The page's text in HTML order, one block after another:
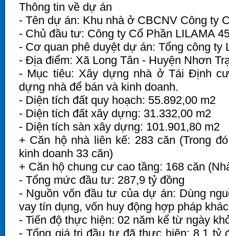
Thông tin về dự án
- Tên dự án: Khu nhà ở CBCNV Công ty
- Chủ đầu tư: Công ty Cổ Phần LILAMA
- Cơ quan phê duyệt dự án: Tổng công ty
- Địa điểm: Xã Long Tân - Huyện Nhơn
- Mục tiêu: Xây dựng nhà ở Tái Định
dựng nhà để bán và kinh doanh.
- Diện tích đất quy hoạch: 55.892,00 m2
- Diện tích đất xây dựng: 31.332,00 m2
- Diện tích sàn xây dựng: 101.901,80 m2
+ Căn hộ nhà liên kế: 283 căn (Trong
kinh doanh 33 căn)
+ Căn hộ chung cư cao tầng: 168 căn
- Tổng mức đầu tư: 287,9 tỷ đồng
- Nguồn vốn đầu tư của dự án: Dùng
vay tín dụng, vốn huy động hợp pháp
- Tiến độ thực hiện: 02 năm kể từ ngày
- Tổng giá trị đầu tư đã thực hiện: 8,1 tỷ